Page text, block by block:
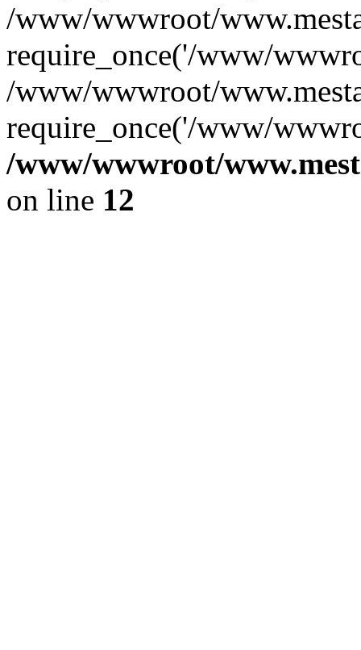
/www/wwwroot/
require_once('/www/
/www/wwwroot/
require_once('/www/
/www/wwwroot/
on line 12